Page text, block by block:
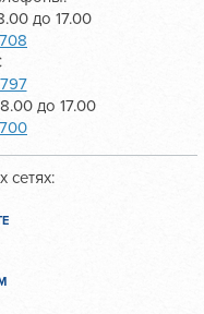
до 17.00
до 17.00
сетях: